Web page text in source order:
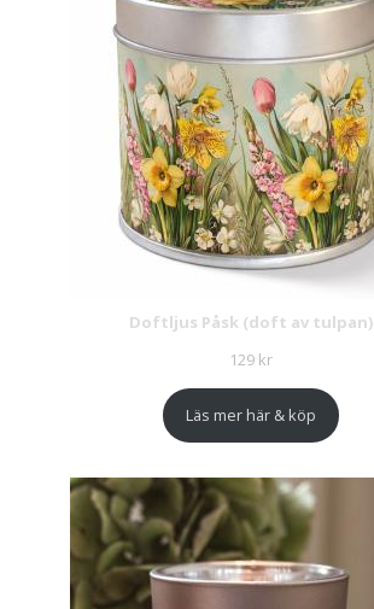
Doftljus Påsk (doft av tulpan)
129 kr
Läs mer här & köp